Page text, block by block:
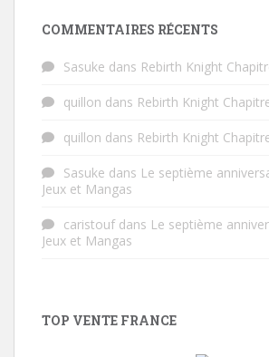
COMMENTAIRES RÉCENTS
Sasuke dans Rebirth Knight
quillon dans Rebirth Knight
quillon dans Rebirth Knight
Sasuke dans Le septième
Jeux et Mangas
caristoufdans Le septième
Jeux et Mangas
TOP VENTE FRANCE